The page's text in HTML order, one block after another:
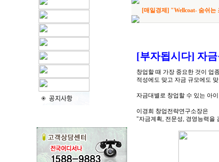
[매일경제] "Wellcoat- 숨쉬
[부자됩시다] 자
창업할 때 가장 중요한 것이 업
적성에도 맞고 자금 규모에도
자금대별로 창업할 수 있는 아
이경희 창업전략연구소장은
"자금계획, 전문성, 경영능력을